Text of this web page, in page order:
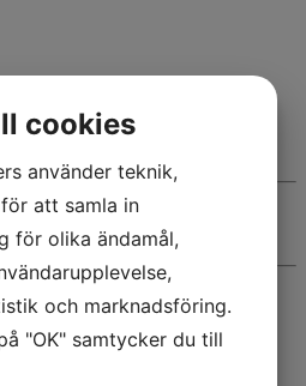
cookies
använder teknik,
att samla in
för olika ändamål,
och marknadsföring.
"OK" samtycker du till